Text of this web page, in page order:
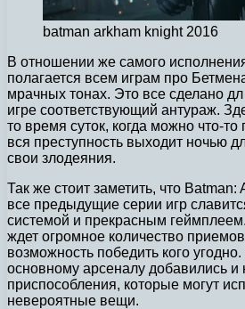
batman arkham knight 2016
В отношении же самого
полагается всем играм про
мрачных тонах. Это все сделано
игре соответствующий антураж.
то время суток, когда можно что-
вся преступность выходит ночью
свои злодеяния.
Так же стоит заметить, что Batman:
все предыдущие серии игр
системой и прекрасным
ждет огромное количество
возможность победить кого
основному арсеналу добавились
приспособления, которые могут
невероятные вещи.